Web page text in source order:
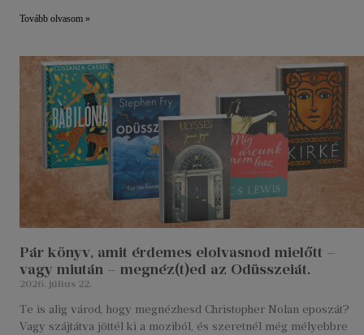
Tovább olvasom »
Pár könyv, amit érdemes elolvasnod mielőtt –
vagy miután – megnéz(t)ed az Odüsszeiát.
2026. július 22.
Te is alig várod, hogy megnézhesd Christopher Nolan eposzát?
Vagy szájtátva jöttél ki a moziból, és szeretnél még mélyebbre